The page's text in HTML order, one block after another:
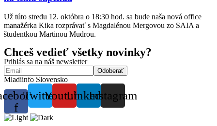
Už túto stredu 12. októbra o 18:30 hod. sa bude naša nová office
manažérka Kika rozprávať s Magdalénou Mergovou zo SAIA a
študentkou Martinou Mudrou.
Chceš vedieť všetky novinky?
Prihlás sa na náš newsletter
Mladiinfo Slovensko
f
TwitterYoutubeLinkedinInstagram